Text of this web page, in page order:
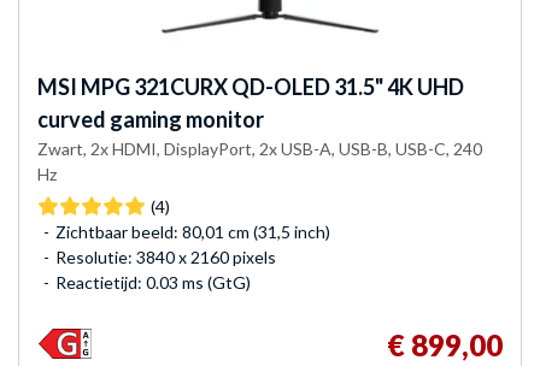
MSI MPG 321CURX QD-OLED 31.5" 4K UHD
curved gaming monitor
Zwart, 2x HDMI, DisplayPort, 2x USB-A, USB-B, USB-C, 240
Hz
(4)
Zichtbaar beeld: 80,01 cm (31,5 inch)
Resolutie: 3840 x 2160 pixels
Reactietijd: 0.03 ms (GtG)
€ 899,00